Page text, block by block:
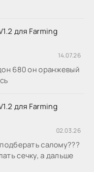
для Farming
14.07.26
680 он оранжевый
для Farming
02.03.26
салому???
сечку, а дальше